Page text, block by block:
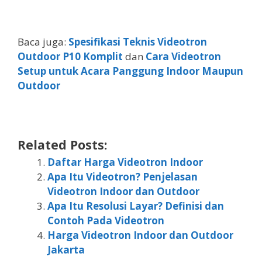
Baca juga: Spesifikasi Teknis Videotron
Outdoor P10 Komplit dan Cara Videotron
Setup untuk Acara Panggung Indoor Maupun
Outdoor
Related Posts:
Daftar Harga Videotron Indoor
Apa Itu Videotron? Penjelasan
Videotron Indoor dan Outdoor
Apa Itu Resolusi Layar? Definisi dan
Contoh Pada Videotron
Harga Videotron Indoor dan Outdoor
Jakarta